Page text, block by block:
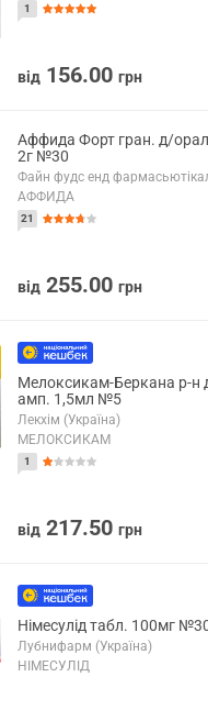
1
від 156.00 грн
Аффида Форт гран. д/
2г №30
Файн фудс енд
АФФИДА
21
від 255.00 грн
Мелоксикам-Беркана р-н
амп. 1,5мл №5
Лекхім (Україна)
МЕЛОКСИКАМ
1
від 217.50 грн
Німесулід табл. 100мг
Лубнифарм (Україна)
НІМЕСУЛІД